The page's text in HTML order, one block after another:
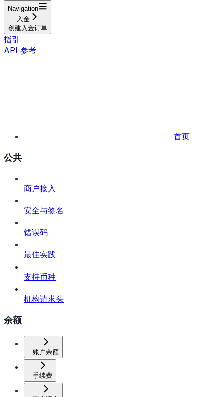
Navigation
入金
创建入金订单
指引
API 参考
首页
公共
商户接入
安全与签名
错误码
最佳实践
支持币种
机构请求头
余额
账户余额
手续费